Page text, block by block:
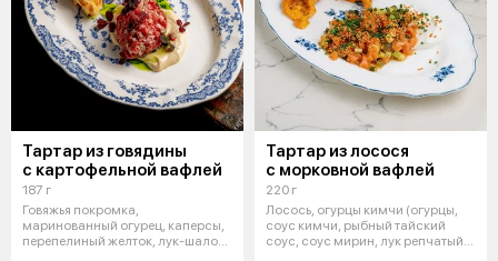
Тартар из говядины
с картофельной вафлей
187 г
Говяжья покромка,
маринованный огурец, каперсы,
перепелиный желток, лук-шалот,
Тартар из лосося
с морковной вафлей
220 г
Лосось, огурцы кимчи (огурцы,
соус кимчи, рыбный тайский
соус, соус мирин, лук репчатый,